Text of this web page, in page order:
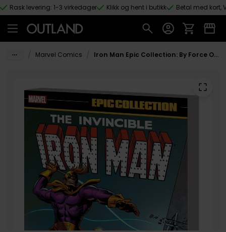
Hopp til hovedinnhold
Rask levering: 1-3 virkedager Klikk og hent i butikk Betal med kort,
Marvel Comics Iron Man Epic Collection: By Force Of Arms